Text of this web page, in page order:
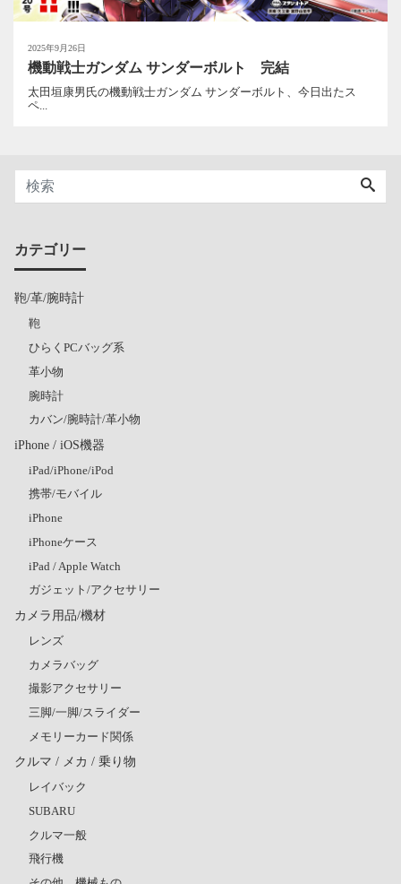
2025年9月26日
機動戦士ガンダム サンダーボルト 完結
太田垣康男氏の機動戦士ガンダム サンダーボルト、今日出たス
ペ...
カテゴリー
鞄/革/腕時計
鞄
ひらくPCバッグ系
革小物
腕時計
カバン/腕時計/革小物
iPhone / iOS機器
iPad/iPhone/iPod
携帯/モバイル
iPhone
iPhoneケース
iPad / Apple Watch
ガジェット/アクセサリー
カメラ用品/機材
レンズ
カメラバッグ
撮影アクセサリー
三脚/一脚/スライダー
メモリーカード関係
クルマ / メカ / 乗り物
レイバック
SUBARU
クルマ一般
飛行機